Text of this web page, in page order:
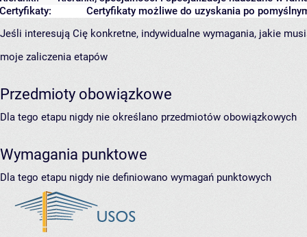
Certyfikaty możliwe do uzyskania po
Certyfikaty:
Jeśli interesują Cię konkretne, indywidualne wymagania, jakie
moje zaliczenia etapów
Przedmioty obowiązkowe
Dla tego etapu nigdy nie określano przedmiotów obowiązkowych
Wymagania punktowe
Dla tego etapu nigdy nie definiowano wymagań punktowych